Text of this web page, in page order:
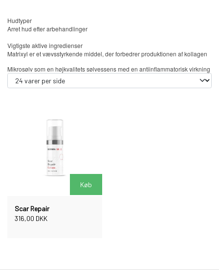
Hudtyper
Arret hud efter arbehandlinger
Vigtigste aktive ingredienser
Matrixyl er et vævsstyrkende middel, der forbedrer produktionen af ​​kollagen
Mikrosølv som en højkvalitets sølvessens med en antiinflammatorisk virkning
Køb
Scar Repair
316,00 DKK